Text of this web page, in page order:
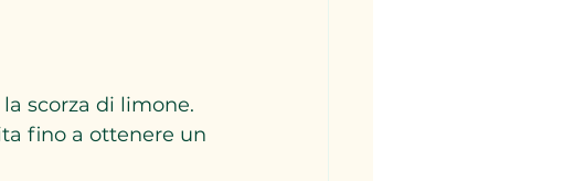
scorza di limone.
fino a ottenere un